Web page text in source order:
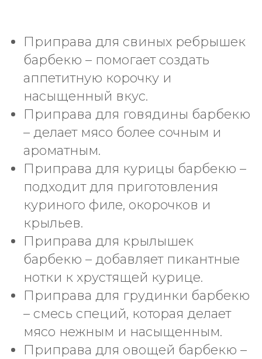
Приправа для свиных ребрышек
барбекю – помогает создать
аппетитную корочку и
насыщенный вкус.
Приправа для говядины барбекю
– делает мясо более сочным и
ароматным.
Приправа для курицы барбекю –
подходит для приготовления
куриного филе, окорочков и
крыльев.
Приправа для крылышек
барбекю – добавляет пикантные
нотки к хрустящей курице.
Приправа для грудинки барбекю
– смесь специй, которая делает
мясо нежным и насыщенным.
Приправа для овощей барбекю –